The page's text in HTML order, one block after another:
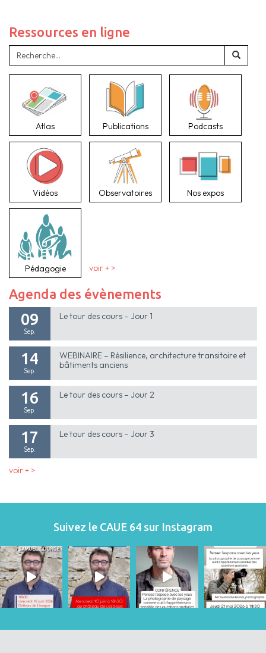
Ressources en ligne
Atlas Publications Podcasts
Vidéos Observatoires Nos expos
Pédagogie voir + >
Agenda des évènements
09
Sep.
Le tour des cours – Jour 1
14
Sep.
WEBINAIRE – Résilience, architecture transitoire et
bâtiments anciens
16
Sep.
Le tour des cours – Jour 2
17
Sep.
Le tour des cours – Jour 3
voir + >
Suivez le CAUE 64 sur Instagram